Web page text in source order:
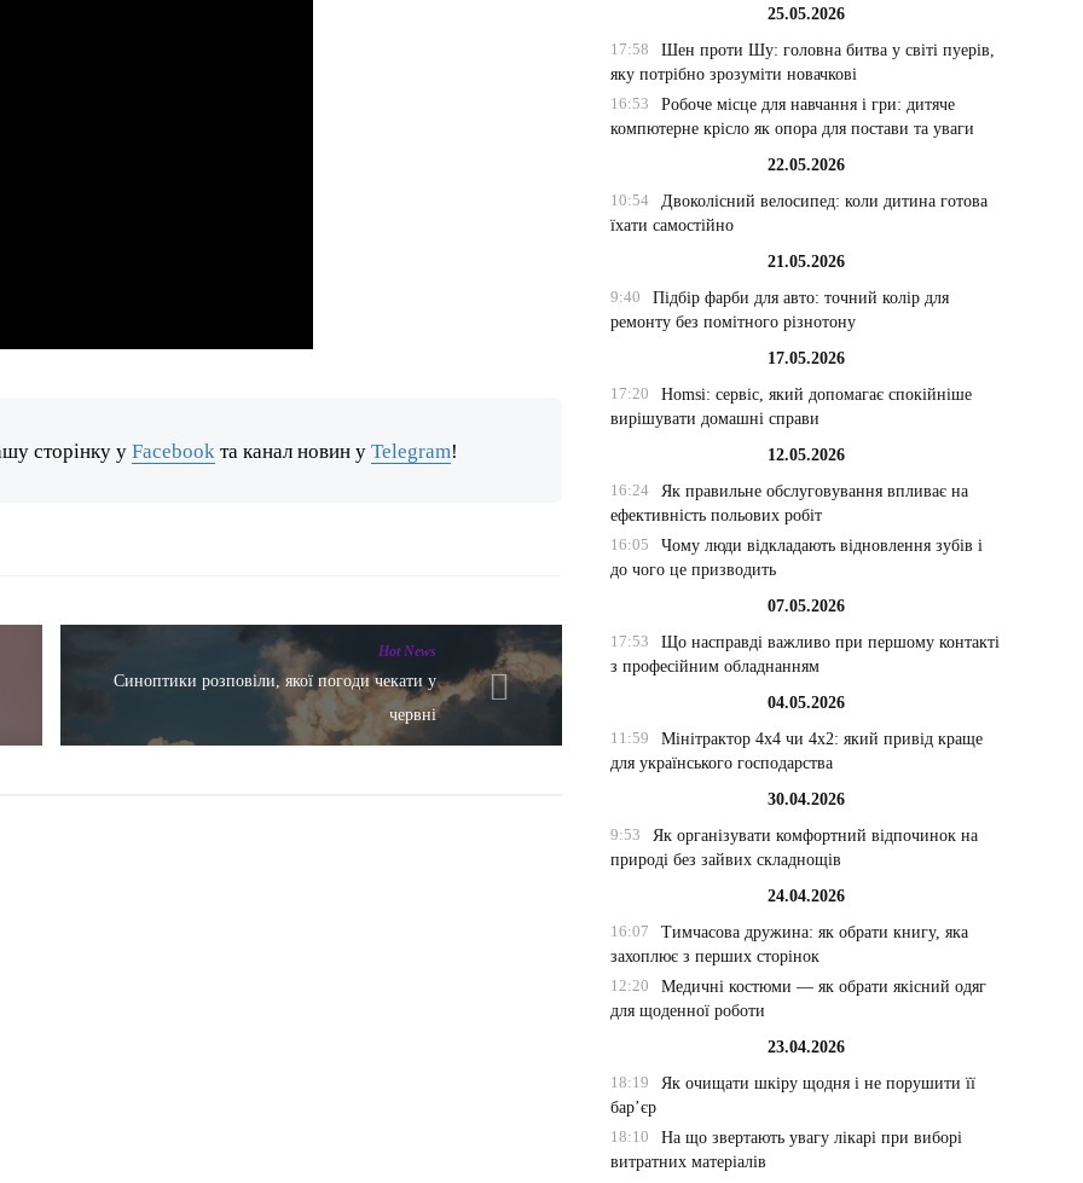
сторінку уFacebook та канал новин уTelegram!
Hot News
Синоптики розповіли, якої погоди чекати у
червні
25.05.2026
17:58
Шен проти Шу: головна битва у світі пуерів,
яку потрібно зрозуміти новачкові
16:53
Робоче місце для навчання і гри: дитяче
компютерне крісло як опора для постави та уваги
22.05.2026
10:54
Двоколісний велосипед: коли дитина готова
їхати самостійно
21.05.2026
9:40
Підбір фарби для авто: точний колір для
ремонту без помітного різнотону
17.05.2026
17:20
Homsi: сервіс, який допомагає спокійніше
вирішувати домашні справи
12.05.2026
16:24
Як правильне обслуговування впливає на
ефективність польових робіт
16:05
Чому люди відкладають відновлення зубів і
до чого це призводить
07.05.2026
17:53
Що насправді важливо при першому контакті
з професійним обладнанням
04.05.2026
11:59
Мінітрактор 4х4 чи 4х2: який привід краще
для українського господарства
30.04.2026
9:53
Як організувати комфортний відпочинок на
природі без зайвих складнощів
24.04.2026
16:07
Тимчасова дружина: як обрати книгу, яка
захоплює з перших сторінок
12:20
Медичні костюми — як обрати якісний одяг
для щоденної роботи
23.04.2026
18:19
Як очищати шкіру щодня і не порушити її
бар’єр
18:10
На що звертають увагу лікарі при виборі
витратних матеріалів